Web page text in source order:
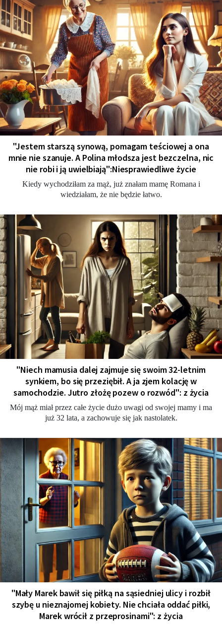
"Jestem starszą synową, pomagam teściowej a ona
mnie nie szanuje. A Polina młodsza jest bezczelna, nic
nie robi i ją uwielbiają":Niesprawiedliwe życie
Kiedy wychodziłam za mąż, już znałam mamę Romana i
wiedziałam, że nie będzie łatwo.
"Niech mamusia dalej zajmuje się swoim 32-letnim
synkiem, bo się przeziębił. A ja zjem kolację w
samochodzie. Jutro złożę pozew o rozwód": z życia
Mój mąż miał przez całe życie dużo uwagi od swojej mamy i ma
już 32 lata, a zachowuje się jak nastolatek.
"Mały Marek bawił się piłką na sąsiedniej ulicy i rozbił
szybę u nieznajomej kobiety. Nie chciała oddać piłki,
Marek wrócił z przeprosinami": z życia